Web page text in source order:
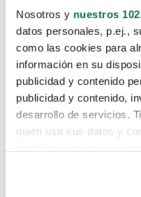
Nosotros y nuestros
datos personales, p.ej.,
como las cookies para
información en su
publicidad y contenido
publicidad y contenido,
desarrollo de servicios.
quién usa sus datos y
Lo sentimos,
te hemos
Pero puedes
buscando en alguno